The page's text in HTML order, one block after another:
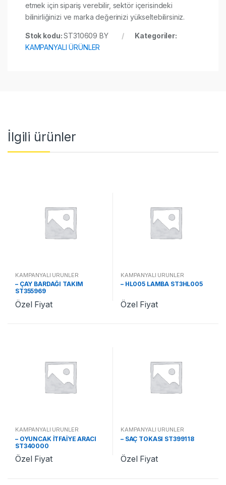
etmek için sipariş verebilir, sektör içerisindeki
bilinirliğinizi ve marka değerinizi yükseltebilirsiniz.
Stok kodu:ST310609 BY
Kategoriler:
KAMPANYALI ÜRÜNLER
İlgili ürünler
KAMPANYALI ÜRÜNLER
– ÇAY BARDAĞI TAKIM
ST355969
Özel Fiyat
KAMPANYALI ÜRÜNLER
– HL005 LAMBA ST3HL005
Özel Fiyat
KAMPANYALI ÜRÜNLER
– OYUNCAK İTFAİYE ARACI
ST340000
Özel Fiyat
KAMPANYALI ÜRÜNLER
– SAÇ TOKASI ST399118
Özel Fiyat